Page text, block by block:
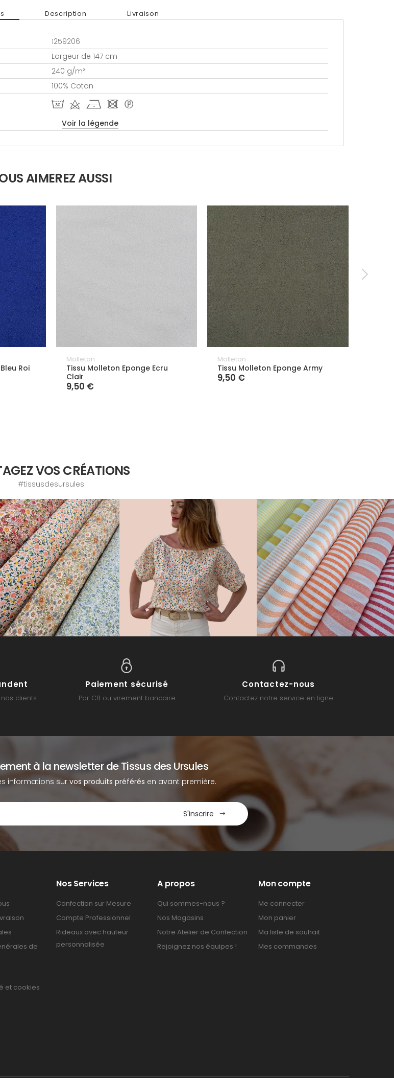
Description Livraison
1259206
Largeur de 147 cm
240 g/m²
100% Coton
T d h - *
Voir la légende
AIMEREZ AUSSI
Roi
Molleton
Tissu Molleton Eponge Ecru
Clair
9,50 €
Molleton
Tissu Molleton Eponge Army
9,50 €
VOS CRÉATIONS
#tissusdesursules
clients
Paiement sécurisé
Par CB ou virement bancaire
Contactez-nous
Contactez notre service en ligne
à la newsletter de Tissus des Ursules
informations survos produits préférés en avant première.
S'inscrire
de
et cookies
Nos Services
Confection sur Mesure
Compte Professionnel
Rideaux avec hauteur
personnalisée
A propos
Qui sommes-nous ?
Nos Magasins
Notre Atelier de Confection
Rejoignez nos équipes !
Mon compte
Me connecter
Mon panier
Ma liste de souhait
Mes commandes